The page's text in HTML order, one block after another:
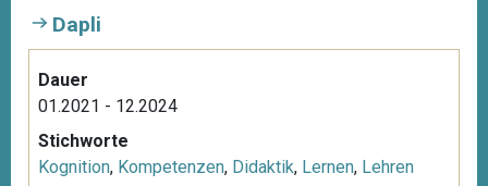
Dapli
Dauer
01.2021 - 12.2024
Stichworte
Kognition, Kompetenzen, Didaktik, Lernen, Lehren